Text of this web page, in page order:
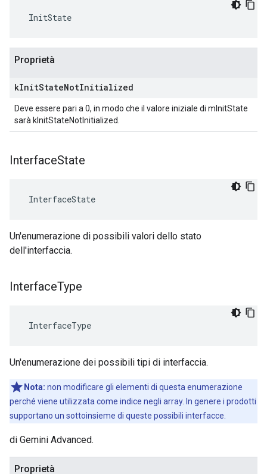
InitState
Proprietà
kInitStateNotInitialized
Deve essere pari a 0, in modo che il valore iniziale di mInitState
sarà kInitStateNotInitialized.
InterfaceState
InterfaceState
Un'enumerazione di possibili valori dello stato
dell'interfaccia.
InterfaceType
InterfaceType
Un'enumerazione dei possibili tipi di interfaccia.
Nota: non modificare gli elementi di questa enumerazione
perché viene utilizzata come indice negli array. In genere i prodotti
supportano un sottoinsieme di queste possibili interfacce.
di Gemini Advanced.
Proprietà